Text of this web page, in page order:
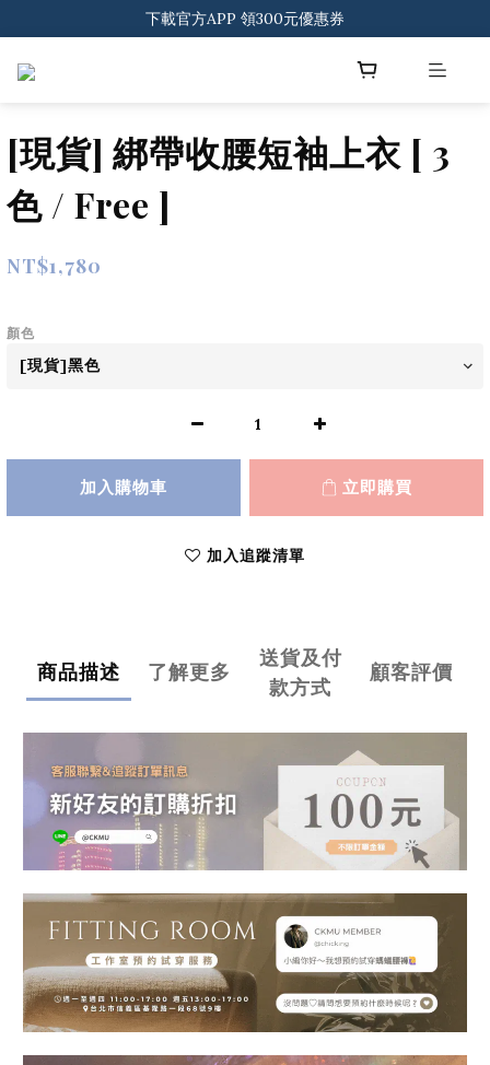
登入會員 一般會員滿$2000享免運
下載官方APP 領300元優惠券
[現貨] 綁帶收腰短袖上衣 [ 3
色 / Free ]
NT$1,780
顏色
加入購物車 立即購買
加入追蹤清單
商品描述 了解更多
送貨及付
款方式
顧客評價